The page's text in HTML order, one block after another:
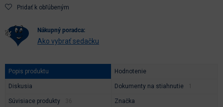
Pridať k obľúbeným
nákupný poradca:
Ako vybrať sedačku
Popis produktu Hodnotenie
Diskusia Dokumenty na stiahnutie
Súvisiace produkty Značka